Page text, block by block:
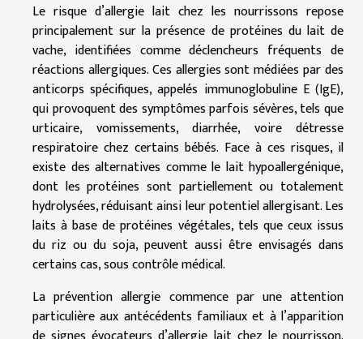
Le risque d’allergie lait chez les nourrissons repose
principalement sur la présence de protéines du lait de
vache, identifiées comme déclencheurs fréquents de
réactions allergiques. Ces allergies sont médiées par des
anticorps spécifiques, appelés immunoglobuline E (IgE),
qui provoquent des symptômes parfois sévères, tels que
urticaire, vomissements, diarrhée, voire détresse
respiratoire chez certains bébés. Face à ces risques, il
existe des alternatives comme le lait hypoallergénique,
dont les protéines sont partiellement ou totalement
hydrolysées, réduisant ainsi leur potentiel allergisant. Les
laits à base de protéines végétales, tels que ceux issus
du riz ou du soja, peuvent aussi être envisagés dans
certains cas, sous contrôle médical.
La prévention allergie commence par une attention
particulière aux antécédents familiaux et à l’apparition